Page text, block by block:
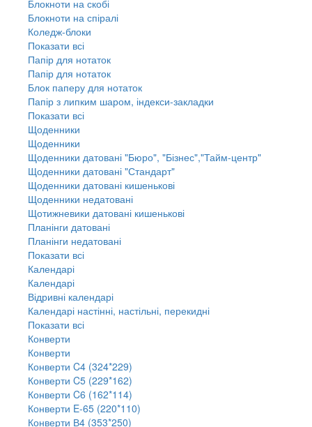
Блокноти на скобі
Блокноти на спіралі
Коледж-блоки
Показати всі
Папір для нотаток
Папір для нотаток
Блок паперу для нотаток
Папір з липким шаром, індекси-закладки
Показати всі
Щоденники
Щоденники
Щоденники датовані "Бюро", "Бізнес","Тайм-центр"
Щоденники датовані "Стандарт"
Щоденники датовані кишенькові
Щоденники недатовані
Щотижневики датовані кишенькові
Планінги датовані
Планінги недатовані
Показати всі
Календарі
Календарі
Відривні календарі
Календарі настінні, настільні, перекидні
Показати всі
Конверти
Конверти
Конверти C4 (324*229)
Конверти C5 (229*162)
Конверти C6 (162*114)
Конверти E-65 (220*110)
Конверти В4 (353*250)